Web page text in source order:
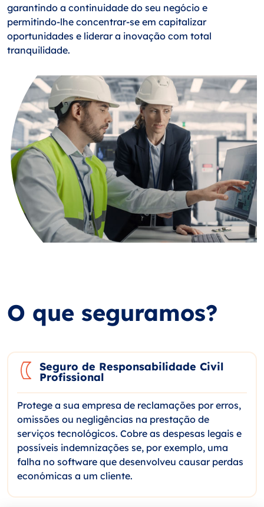
garantindo a continuidade do seu negócio e
permitindo-lhe concentrar-se em capitalizar
oportunidades e liderar a inovação com total
tranquilidade.
O que seguramos?
Seguro de Responsabilidade Civil
Profissional
Protege a sua empresa de reclamações por erros,
omissões ou negligências na prestação de
serviços tecnológicos. Cobre as despesas legais e
possíveis indemnizações se, por exemplo, uma
falha no software que desenvolveu causar perdas
económicas a um cliente.